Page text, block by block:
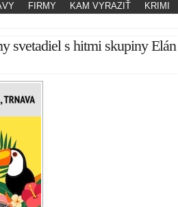
FIRMY KAM VYRAZIŤ KRIMI
svetadiel s hitmi skupiny Elán